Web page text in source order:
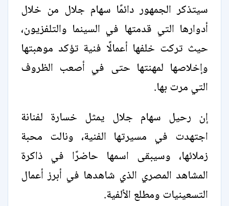
سيتذكر الجمهور دائمًا سهام جلال من خلال
أدوارها التي قدمتها في السينما والتلفزيون،
حيث تركت خلفها أعمالًا فنية تؤكد موهبتها
وإخلاصها لمهنتها حتى في أصعب الظروف
التي مرت بها.
إن رحيل سهام جلال يمثل خسارة لفنانة
اجتهدت في مسيرتها الفنية، ونالت محبة
زملائها، وسيبقى اسمها حاضرًا في ذاكرة
المشاهد المصري الذي شاهدها في أبرز أعمال
التسعينيات ومطلع الألفية.